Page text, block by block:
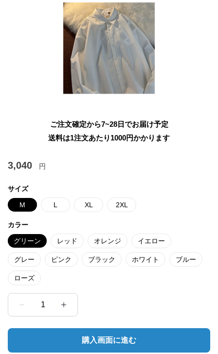
ご注文確定から7~28日でお届け予定
送料は1注文あたり 1000円かかります
3,040 円
サイズ
M L XL 2XL
カラー
グリーン レッド オレンジ イエロー
グレー ピンク ブラック ホワイト ブルー
ローズ
1
購入画面に進む